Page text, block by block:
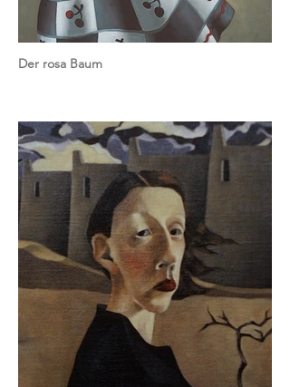
Der rosa Baum